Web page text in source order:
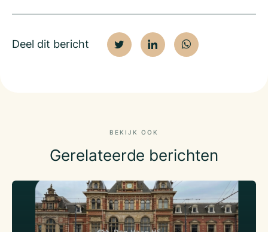
Deel dit bericht
BEKIJK OOK
Gerelateerde berichten